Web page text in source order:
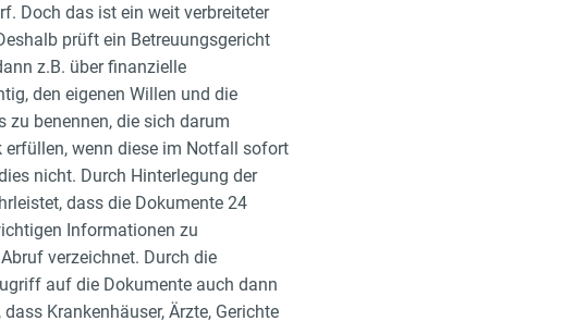
Doch das ist ein weit verbreiteter
prüft ein Betreuungsgericht
z.B. über finanzielle
den eigenen Willen und die
zu benennen, die sich darum
wenn diese im Notfall sofort
nicht. Durch Hinterlegung der
dass die Dokumente 24
Informationen zu
verzeichnet. Durch die
auf die Dokumente auch dann
Krankenhäuser, Ärzte, Gerichte